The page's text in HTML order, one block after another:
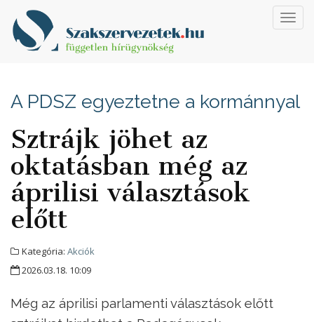
A PDSZ egyeztetne a kormánnyal
Sztrájk jöhet az
oktatásban még az
áprilisi választások
előtt
Kategória: Akciók
2026.03.18. 10:09
Még az áprilisi parlamenti választások előtt